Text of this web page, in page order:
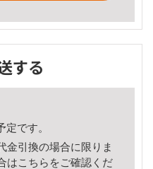
する
です。
金引換の場合に限りま
はこちら をご確認くだ